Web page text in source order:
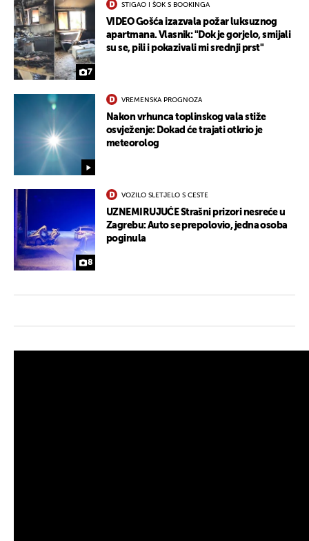
7
STIGAO I ŠOK S BOOKINGA
VIDEO Gošća izazvala požar luksuznog
apartmana. Vlasnik: "Dok je gorjelo, smijali
su se, pili i pokazivali mi srednji prst"
VREMENSKA PROGNOZA
Nakon vrhunca toplinskog vala stiže
osvježenje: Dokad će trajati otkrio je
meteorolog
8
VOZILO SLETJELO S CESTE
UZNEMIRUJUĆE Strašni prizori nesreće u
Zagrebu: Auto se prepolovio, jedna osoba
poginula